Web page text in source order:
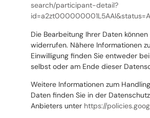
search/participant-detail?
Die Bearbeitung Ihrer Daten
widerrufen. Nähere Informationen
Einwilligung finden Sie entweder
selbst oder am Ende dieser
Weitere Informationen zum
Daten finden Sie in der
Anbieters unter https://